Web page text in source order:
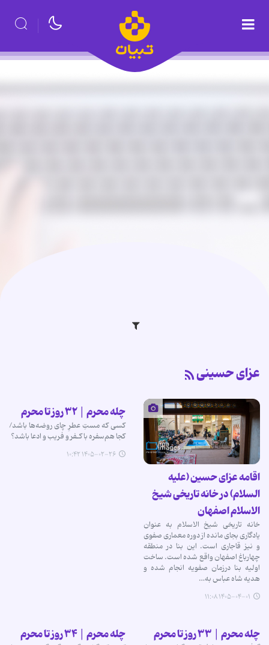
عزای حسینی
اقامه عزای حسین (علیه
السلام) در خانه تاریخی شیخ
الاسلام اصفهان
خانه تاریخی شیخ الاسلام به عنوان
یادگاری بجای مانده از دوره معماری صفوی
و نیز قاجاری است. این بنا در منطقه
چهارباغ اصفهان واقع شده است. ساخت
اولیه بنا درزمان صفویه انجام شده و
هدیه شاه عباس به…
۱۴۰۵-۰۴-۰۱ ۱۱:۰۸
چله محرم | ۳۲ روز تا محرم
کسی که مستِ عطرِ چای روضه‌ها باشد/
کجا هم‌سفره با کـفر و فریب و ادعا باشد؟
۱۴۰۵-۰۲-۲۶ ۱۰:۴۲
چله محرم | ۳۳ روز تا محرم چله محرم | ۳۴ روز تا محرم